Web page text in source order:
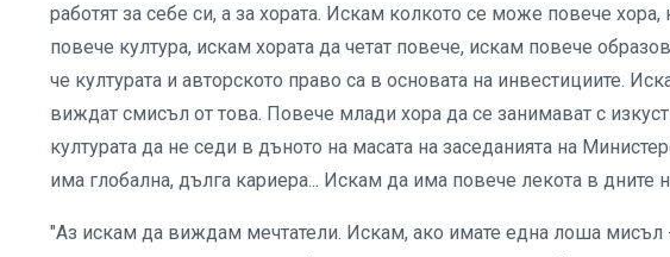
работят за себе си, а за хората. Искам колкото се може повече
повече култура, искам хората да четат повече, искам повече
че културата и авторското право са в основата на инвестициите.
виждат смисъл от това. Повече млади хора да се занимават с
културата да не седи в дъното на масата на заседанията на
има глобална, дълга кариера... Искам да има повече лекота в дните
"Аз искам да виждам мечтатели. Искам, ако имате една лоша мисъл